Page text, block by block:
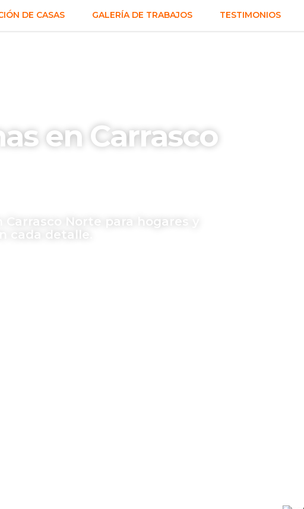
DE CASAS GALERÍA DE TRABAJOS TESTIMONIOS
en Carrasco
Norte para hogares y
cada detalle.